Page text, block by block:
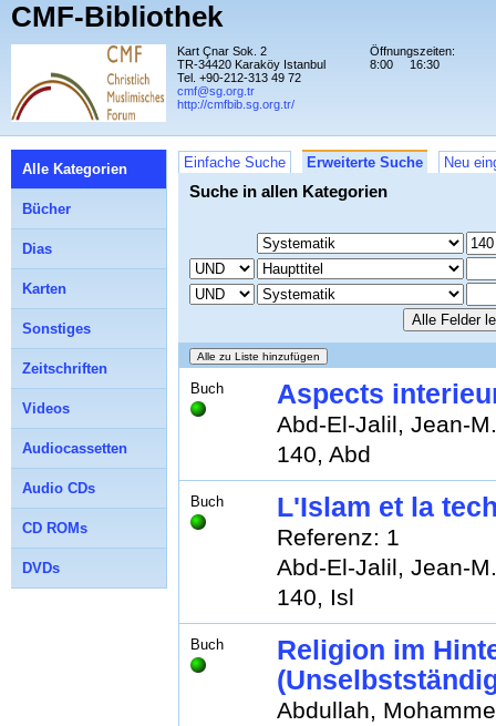
CMF-Bibliothek
Kart Çnar Sok. 2
TR-34420 Karaköy Istanbul
Tel. +90-212-313 49 72
cmf@sg.org.tr
http://cmfbib.sg.org.tr/
Öffnungszeiten:
8:00
16:30
Einfache Suche Erweiterte Suche Neu
Suche in allen Kategorien
Buch Aspects
Abd-El-Jalil, Jean-
140, Abd
Buch L'Islam et la
Referenz: 1
Abd-El-Jalil, Jean-
140, Isl
Buch
Religion im
Abdullah,
Alle Kategorien
Bücher
Dias
Karten
Sonstiges
Zeitschriften
Videos
Audiocassetten
Audio CDs
CD ROMs
DVDs